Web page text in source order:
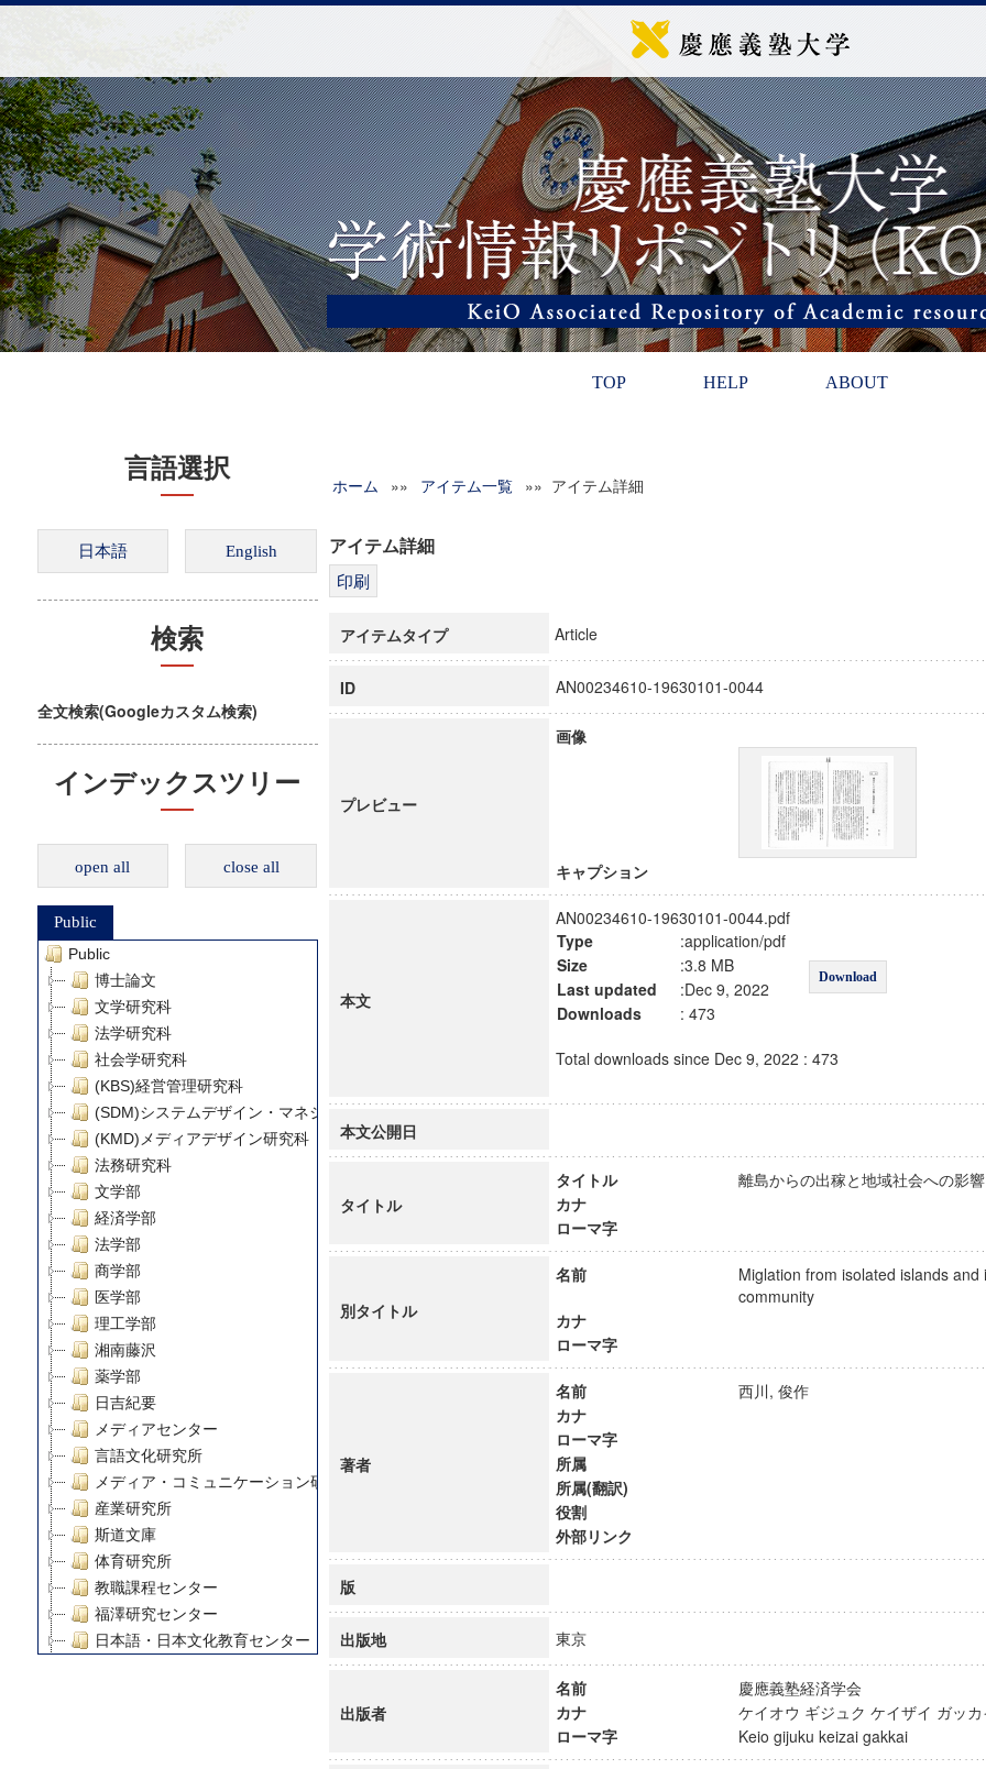
TOP HELP ABOUT
言語選択
検索
全文検索(Googleカスタム検索)
インデックスツリー
open all close all
Public
Public
博士論文
文学研究科
法学研究科
社会学研究科
(KBS)経営管理研究科
(SDM)システムデザイン・マネジメント研究科
(KMD)メディアデザイン研究科
法務研究科
文学部
経済学部
法学部
商学部
医学部
理工学部
湘南藤沢
薬学部
日吉紀要
メディアセンター
言語文化研究所
メディア・コミュニケーション研究所
産業研究所
斯道文庫
体育研究所
教職課程センター
福澤研究センター
日本語・日本文化教育センター
デジタルメディア・コンテンツ統合研究センター
ホーム »» アイテム一覧 »» アイテム詳細
アイテム詳細
アイテムタイプ Article
ID AN00234610-19630101-0044
プレビュー
画像
キャプション
本文
AN00234610-19630101-0044.pdf
Type
:application/pdf
Download
Size
:3.8 MB
Last updated
:Dec 9, 2022
Downloads
: 473
Total downloads since Dec 9, 2022 : 473
本文公開日
タイトル
タイトル
離島からの出稼と地域社会への
カナ
ローマ字
別タイトル
名前
Miglation from isolated islands and
community
カナ
ローマ字
著者
名前
西川, 俊作
カナ
ローマ字
所属
所属(翻訳)
役割
外部リンク
版
出版地 東京
出版者
名前
慶應義塾経済学会
カナ
ケイオウ ギジュク ケイザイ ガ
ローマ字
Keio gijuku keizai gakkai